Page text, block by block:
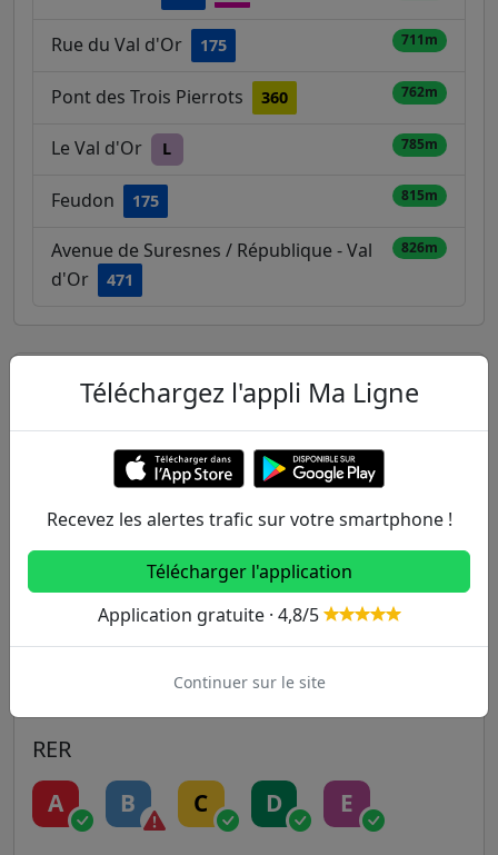
Rue du Val d'Or 175 711m
Pont des Trois Pierrots 360 762m
Le Val d'Or L 785m
Feudon 175 815m
Avenue de Suresnes / République - Val
d'Or
471
826m
Autres lignes
Metro
2 3 3B 4
5 6 7 7B 8
10 11 12 13
RER
A B C D E
Téléchargez l'appli Ma Ligne
Recevez les alertes trafic sur votre smartphone !
Télécharger l'application
Application gratuite · 4,8/5
Continuer sur le site